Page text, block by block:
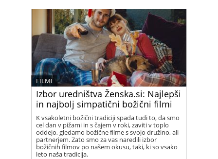
Izbor uredništva Ženska.si: Najlepši
in najbolj simpatični božični filmi
FILMI
K vsakoletni božični tradiciji spada tudi to, da smo
cel dan v pižami in s čajem v roki, zaviti v toplo
oddejo, gledamo božične filme s svojo družino, ali
partnerjem. Zato smo za vas naredili izbor
božičnih filmov po našem okusu, taki, ki so vsako
leto naša tradicija.